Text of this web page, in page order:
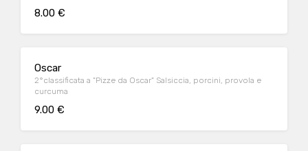
8.00 €
Oscar
2°classificata a "Pizze da Oscar" Salsiccia, porcini, provola e
curcuma
9.00 €